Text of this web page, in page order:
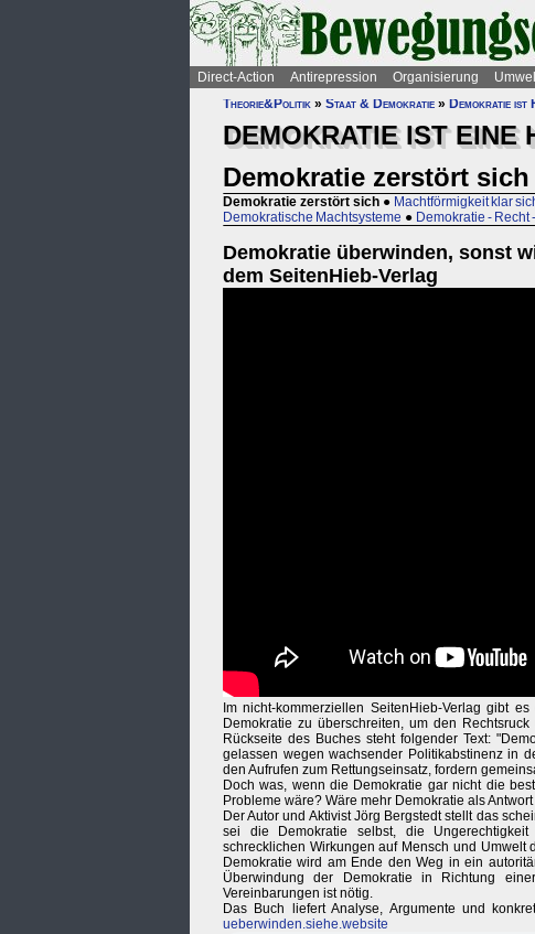
Direct-Action Antirepression Organisierung
Theorie&Politik » Staat & Demokratie » Demokratie
DEMOKRATIE IST EINE
Demokratie zerstört sich
Demokratie zerstört sich ● Machtförmigkeit klar
Demokratische Machtsysteme ● Demokratie - Recht
Demokratie überwinden, sonst
dem SeitenHieb-Verlag
Im nicht-kommerziellen SeitenHieb-Verlag gibt
Demokratie zu überschreiten, um den
Rückseite des Buches steht folgender Text:
gelassen wegen wachsender Politikabstinenz in
den Aufrufen zum Rettungseinsatz, fordern
Doch was, wenn die Demokratie gar nicht die
Probleme wäre? Wäre mehr Demokratie als
Der Autor und Aktivist Jörg Bergstedt stellt das
sei die Demokratie selbst, die
schrecklichen Wirkungen auf Mensch und
Demokratie wird am Ende den Weg in ein
Überwindung der Demokratie in Richtung
Vereinbarungen ist nötig.
Das Buch liefert Analyse, Argumente und
ueberwinden.siehe.website